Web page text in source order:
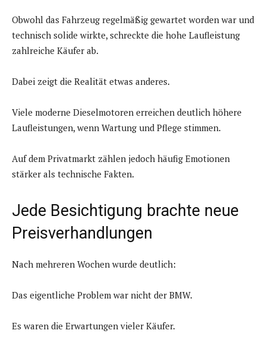
Obwohl das Fahrzeug regelmäßig gewartet worden war und
technisch solide wirkte, schreckte die hohe Laufleistung
zahlreiche Käufer ab.
Dabei zeigt die Realität etwas anderes.
Viele moderne Dieselmotoren erreichen deutlich höhere
Laufleistungen, wenn Wartung und Pflege stimmen.
Auf dem Privatmarkt zählen jedoch häufig Emotionen
stärker als technische Fakten.
Jede Besichtigung brachte neue
Preisverhandlungen
Nach mehreren Wochen wurde deutlich:
Das eigentliche Problem war nicht der BMW.
Es waren die Erwartungen vieler Käufer.